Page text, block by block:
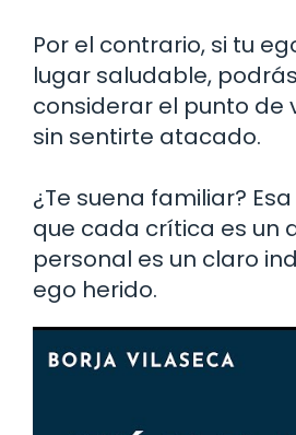
Por el contrario, si tu
lugar saludable,
considerar el punto de
sin sentirte atacado.
¿Te suena familiar?
que cada crítica es un
personal es un claro
ego herido.